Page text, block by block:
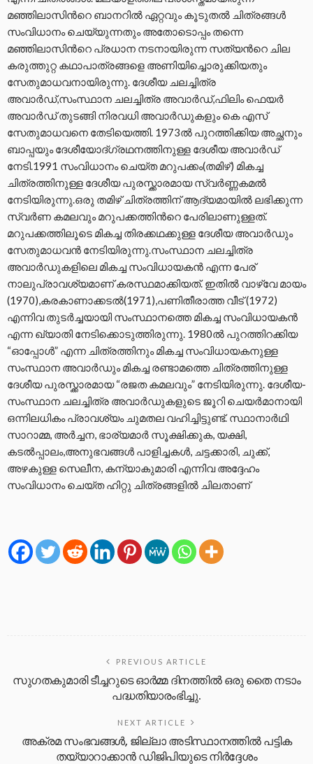
മഞ്ഞിലാസിന്‍റെ ബാനറിൽ ഏറ്റവും കൂടുതൽ ചിത്രങ്ങൾ
സംവിധാനം ചെയ്യുന്നതും അതോടൊപ്പം തന്നെ
മഞ്ഞിലാസിന്‍റെ പ്രധാന നടനായിരുന്ന സത്യന്‍റെ ചില
കരുത്തുറ്റ കഥാപാത്രങ്ങളെ അണിയിച്ചൊരുക്കിയതും
സേതുമാധവനായിരുന്നു. ദേശീയ ചലച്ചിത്ര
അവാർഡ്,സംസ്ഥാന ചലച്ചിത്ര അവാർഡ്,ഫിലിം ഫെയർ
അവാർഡ് തുടങ്ങി നിരവധി അവാർഡുകളും കെ എസ്
സേതുമാധവനെ തേടിയെത്തി. 1973ൽ പുറത്തിക്കിയ അച്ഛനും
ബാപ്പയും ദേശീയോദ്ഗ്രഥനത്തിനുള്ള ദേശീയ അവാർഡ്
നേടി.1991 സംവിധാനം ചെയ്ത മറുപക്കം(തമിഴ്) മികച്ച
ചിത്രത്തിനുള്ള ദേശീയ പുരസ്ക്കാരമായ സ്വർണ്ണകമൽ
നേടിയിരുന്നു.ഒരു തമിഴ് ചിത്രത്തിന് ആദ്യമായിൽ ലഭിക്കുന്ന
സ്വർണ കമലവും മറുപക്കത്തിന്‍റെ പേരിലാണുള്ളത്.
മറുപക്കത്തിലൂടെ മികച്ച തിരക്കഥക്കുള്ള ദേശീയ അവാർഡും
സേതുമാധവൻ നേടിയിരുന്നു.സംസ്ഥാന ചലച്ചിത്ര
അവാർഡുകളിലെ മികച്ച സംവിധായകൻ എന്ന പേര്
നാലുപ്രാവശ്യമാണ് കരസ്ഥമാക്കിയത്. ഇതിൽ വാഴ്വേ മായം
(1970),കരകാണാക്കടൽ(1971),പണിതീരാത്ത വീട് (1972)
എന്നിവ തുടർച്ചയായി സംസ്ഥാനത്തെ മികച്ച സംവിധായകൻ
എന്ന ഖ്യാതി നേടിക്കൊടുത്തിരുന്നു. 1980ൽ പുറത്തിറക്കിയ
“ഓപ്പോൾ” എന്ന ചിത്രത്തിനും മികച്ച സംവിധായകനുള്ള
സംസ്ഥാന അവാർഡും മികച്ച രണ്ടാമത്തെ ചിത്രത്തിനുള്ള
ദേശീയ പുരസ്ക്കാരമായ “രജത കമലവും” നേടിയിരുന്നു. ദേശീയ-
സംസ്ഥാന ചലച്ചിത്ര അവാർഡുകളുടെ ജൂറി ചെയർമാനായി
ഒന്നിലധികം പ്രാവശ്യം ചുമതല വഹിച്ചിട്ടുണ്ട്. സ്ഥാനാര്‍ഥി
സാറാമ്മ, അര്‍ച്ചന, ഭാര്യമാര്‍ സൂക്ഷിക്കുക, യക്ഷി,
കടല്‍പ്പാലം,അനുഭവങ്ങള്‍ പാളിച്ചകള്‍, ചട്ടക്കാരി, ചുക്ക്,
അഴകുള്ള സെലീന, കന്യാകുമാരി എന്നിവ അദ്ദേഹം
സംവിധാനം ചെയ്ത ഹിറ്റു ചിത്രങ്ങളില്‍ ചിലതാണ്
PREVIOUS ARTICLE
സുഗതകുമാരി ടീച്ചറുടെ ഓർമ്മ ദിനത്തിൽ ഒരു തൈ നടാം
പദ്ധതിയാരംഭിച്ചു.
NEXT ARTICLE
അക്രമ സംഭവങ്ങള്‍, ജില്ലാ അടിസ്ഥാനത്തില്‍ പട്ടിക
തയ്യാറാക്കാന്‍ ഡിജിപിയുടെ നിര്‍ദ്ദേശം